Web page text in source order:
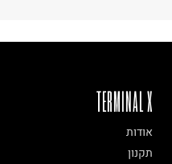
TERMINAL X
אודות
תקנון